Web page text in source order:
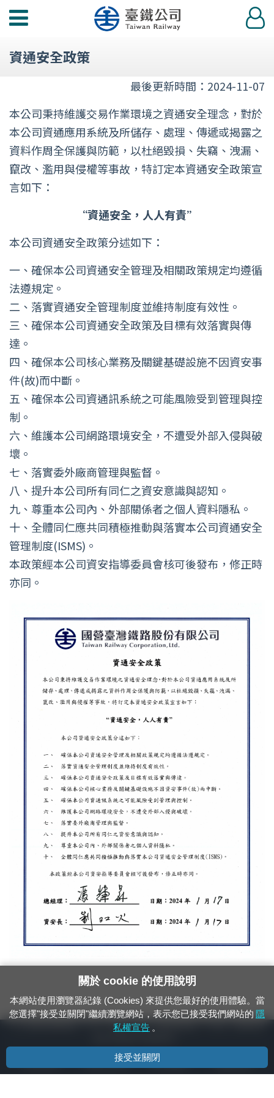
功
選
登
入
資通安全政策
最後更新時間：2024-11-07
本公司秉持維護交易作業環境之資通安全理念，對於
本公司資通應用系統及所儲存、處理、傳遞或揭露之
資料作周全保護與防範，以杜絕毀損、失竊、洩漏、
竄改、濫用與侵權等事故，特訂定本資通安全政策宣
言如下：
“資通安全，人人有責”
本公司資通安全政策分述如下：
一、確保本公司資通安全管理及相關政策規定均遵循
法遵規定。
二、落實資通安全管理制度並維持制度有效性。
三、確保本公司資通安全政策及目標有效落實與傳
達。
四、確保本公司核心業務及關鍵基礎設施不因資安事
件(故)而中斷。
五、確保本公司資通訊系統之可能風險受到管理與控
制。
六、維護本公司網路環境安全，不遭受外部入侵與破
壞。
七、落實委外廠商管理與監督。
八、提升本公司所有同仁之資安意識與認知。
九、尊重本公司內、外部關係者之個人資料隱私。
十、全體同仁應共同積極推動與落實本公司資通安全
管理制度(ISMS)。
本政策經本公司資安指導委員會核可後發布，修正時
亦同。
24小時緊急通報電話：1933（市話、手機，僅限發現軌道、平交道、橋樑及隧
資通安全政策 著作權聲明
關於 cookie 的使用說明
本網站使用瀏覽器紀錄 (Cookies) 來提供您最好的使用體驗。當
您選擇"接受並關閉"繼續瀏覽網站，表示您已接受我們網站的 隱
私權宣告 。
接受並關閉